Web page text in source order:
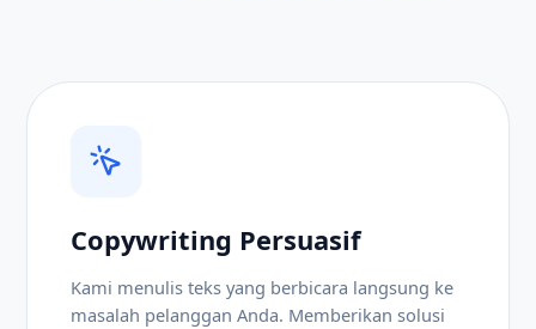
Copywriting Persuasif
Kami menulis teks yang berbicara langsung ke
masalah pelanggan Anda. Memberikan solusi